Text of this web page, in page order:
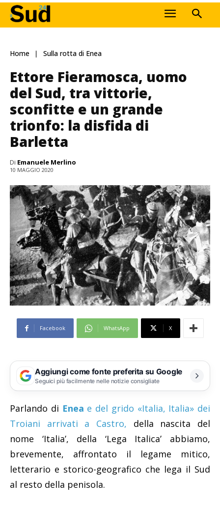
Home Sulla rotta di Enea
Ettore Fieramosca, uomo
del Sud, tra vittorie,
sconfitte e un grande
trionfo: la disfida di
Barletta
Di Emanuele Merlino
10 MAGGIO 2020
Facebook WhatsApp X
Aggiungi come fonte preferita su Google
Seguici più facilmente nelle notizie consigliate
Parlando di Enea e del grido «Italia, Italia» dei
Troiani arrivati a Castro, della nascita del
nome ‘Italia’, della ‘Lega Italica’ abbiamo,
brevemente, affrontato il legame mitico,
letterario e storico-geografico che lega il Sud
al resto della penisola.